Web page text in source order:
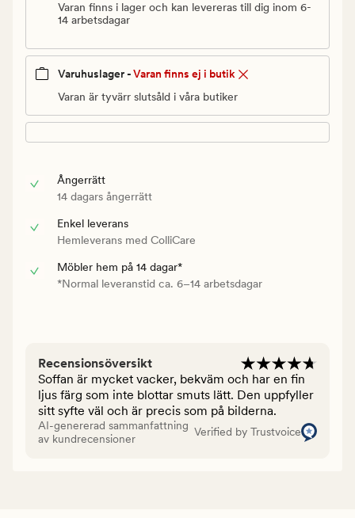
Varan finns i lager och kan levereras till dig inom 6-
14 arbetsdagar
Varuhuslager -Varan finns ej i butik
Varan är tyvärr slutsåld i våra butiker
Ångerrätt
14 dagars ångerrätt
Enkel leverans
Hemleverans med ColliCare
Möbler hem på 14 dagar*
*Normal leveranstid ca. 6–14 arbetsdagar
Recensionsöversikt
Soffan är mycket vacker, bekväm och har en fin
ljus färg som inte blottar smuts lätt. Den uppfyller
sitt syfte väl och är precis som på bilderna.
AI-genererad sammanfattning
av kundrecensioner
Verified by Trustvoice